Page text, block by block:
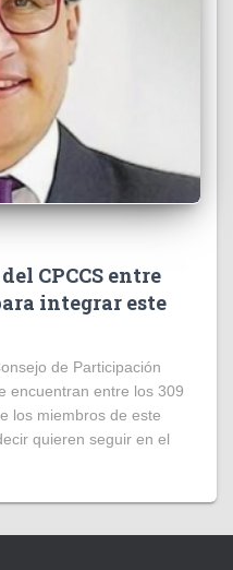
CPCCS entre
integrar este
de Participación
encuentran entre los 309
los miembros de este
quieren seguir en el